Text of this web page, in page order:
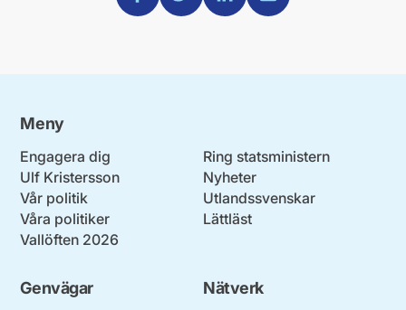
Meny
Engagera dig
Ulf Kristersson
Vår politik
Våra politiker
Vallöften 2026
Ring statsministern
Nyheter
Utlandssvenskar
Lättläst
Genvägar Nätverk